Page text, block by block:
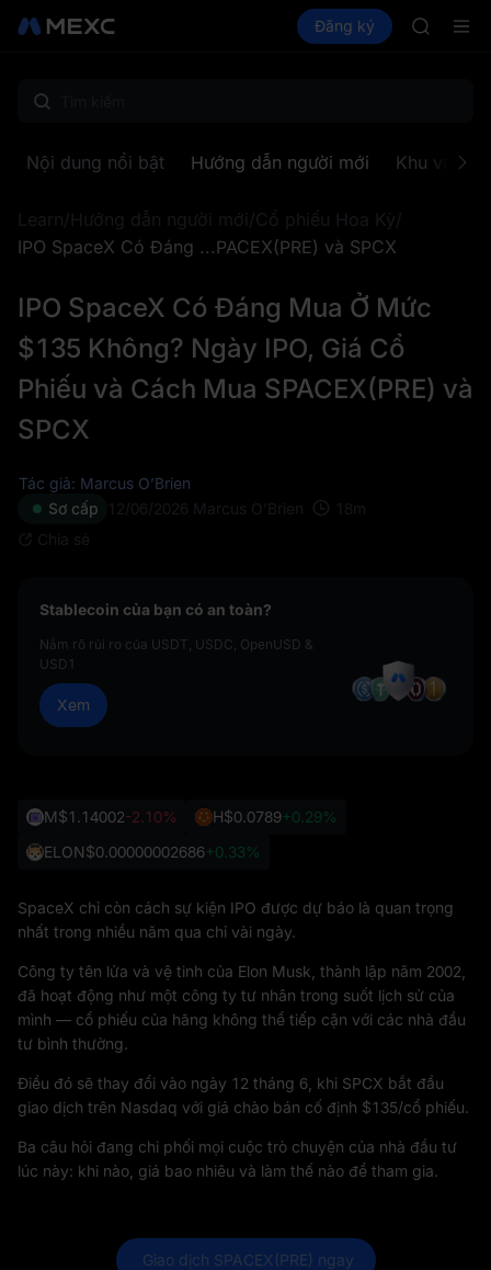
Thị trường Spot Futures SPCX
Đăng ký
SKYAI
Đăng ký
Nội dung nổi bật Hướng dẫn người mới Khu vực
Learn/Hướng dẫn người mới /Cổ phiếu Hoa Kỳ/
IPO SpaceX Có Đáng ...PACEX(PRE) và SPCX
IPO SpaceX Có Đáng Mua Ở Mức
$135 Không? Ngày IPO, Giá Cổ
Phiếu và Cách Mua SPACEX(PRE) và
SPCX
Tác giả: Marcus O’Brien
Sơ cấp
12/06/2026 Marcus O’Brien 18 m
Chia sẻ
Stablecoin của bạn có an toàn?
Nắm rõ rủi ro của USDT, USDC, OpenUSD &
USD1
Xem
M$1.14002-2.10% H$0.0789+0.29%
ELON$0.00000002686+0.33%
SpaceX chỉ còn cách sự kiện IPO được dự báo là quan trọng
nhất trong nhiều năm qua chỉ vài ngày.
Công ty tên lửa và vệ tinh của Elon Musk, thành lập năm 2002,
đã hoạt động như một công ty tư nhân trong suốt lịch sử của
mình — cổ phiếu của hãng không thể tiếp cận với các nhà đầu
tư bình thường.
Điều đó sẽ thay đổi vào ngày 12 tháng 6, khi SPCX bắt đầu
giao dịch trên Nasdaq với giá chào bán cố định $135/cổ phiếu.
Ba câu hỏi đang chi phối mọi cuộc trò chuyện của nhà đầu tư
lúc này: khi nào, giá bao nhiêu và làm thế nào để tham gia.
Giao dịch SPACEX(PRE) ngay